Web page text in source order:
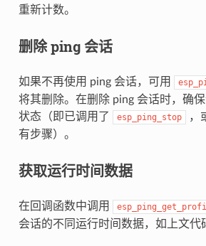
重新计数。
删除 ping 会话
如果不再使用 ping 会话，可用
将其删除。在删除 ping 会话时，确
状态（即已调用了
esp_ping_stop
，
有步骤）。
获取运行时间数据
在回调函数中调用
会话的不同运行时间数据，如上文代